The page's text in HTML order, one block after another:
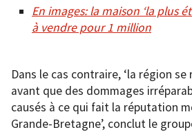
En images: la maison ‘la plus
à vendre pour 1 million
Dans le cas contraire, ‘la région
avant que des dommages
causés à ce qui fait la réputation
Grande-Bretagne’, conclut le